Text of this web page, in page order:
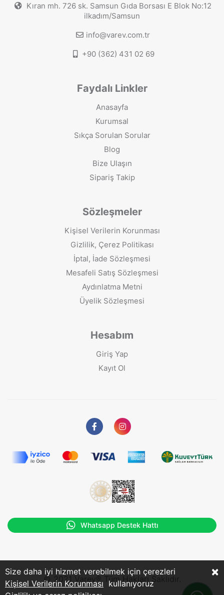
Kıran mh. 726 sk. Samsun Gıda Borsası E Blok No:12
ilkadım/Samsun
info@varev.com.tr
+90 (362) 431 02 69
Faydalı Linkler
Anasayfa
Kurumsal
Sıkça Sorulan Sorular
Blog
Bize Ulaşın
Sipariş Takip
Sözleşmeler
Kişisel Verilerin Korunması
Gizlilik, Çerez Politikası
İptal, İade Sözleşmesi
Mesafeli Satış Sözleşmesi
Aydınlatma Metni
Üyelik Sözleşmesi
Hesabım
Giriş Yap
Kayıt Ol
Whatsapp Destek Hattı
© 2021 Varev® Tüm Hakları Saklıdır.
×
Size daha iyi hizmet verebilmek için çerezleri
kullanıyoruz
Kişisel Verilerin Korunması